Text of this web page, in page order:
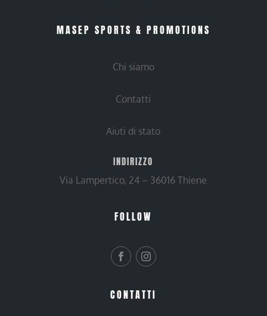
MASEP SPORTS & PROMOTIONS
Chi siamo
Contatti
Aiuti di stato
INDIRIZZO
Via Lampertico, 24 – 36016 Thiene
FOLLOW
CONTATTI